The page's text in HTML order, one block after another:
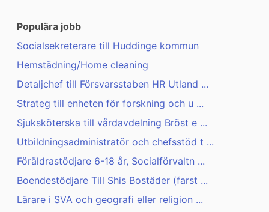
Populära jobb
Socialsekreterare till Huddinge kommun
Hemstädning/Home cleaning
Detaljchef till Försvarsstaben HR Utland ...
Strateg till enheten för forskning och u ...
Sjuksköterska till vårdavdelning Bröst e ...
Utbildningsadministratör och chefsstöd t ...
Föräldrastödjare 6-18 år, Socialförvaltn ...
Boendestödjare Till Shis Bostäder (farst ...
Lärare i SVA och geografi eller religion ...